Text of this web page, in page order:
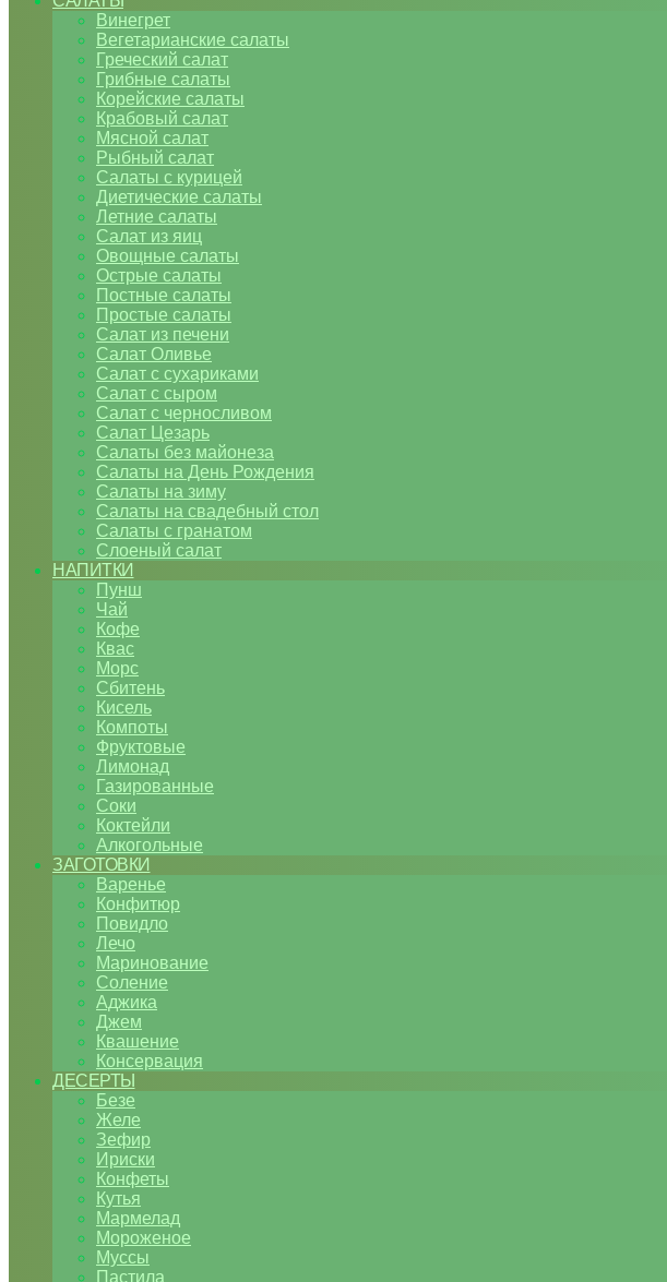
Винегрет
Вегетарианские салаты
Греческий салат
Грибные салаты
Корейские салаты
Крабовый салат
Мясной салат
Рыбный салат
Салаты с курицей
Диетические салаты
Летние салаты
Салат из яиц
Овощные салаты
Острые салаты
Постные салаты
Простые салаты
Салат из печени
Салат Оливье
Салат с сухариками
Салат с сыром
Салат с черносливом
Салат Цезарь
Салаты без майонеза
Салаты на День Рождения
Салаты на зиму
Салаты на свадебный стол
Салаты с гранатом
Слоеный салат
НАПИТКИ
Пунш
Чай
Кофе
Квас
Морс
Сбитень
Кисель
Компоты
Фруктовые
Лимонад
Газированные
Соки
Коктейли
Алкогольные
ЗАГОТОВКИ
Варенье
Конфитюр
Повидло
Лечо
Маринование
Соление
Аджика
Джем
Квашение
Консервация
ДЕСЕРТЫ
Безе
Желе
Зефир
Ириски
Конфеты
Кутья
Мармелад
Мороженое
Муссы
Пастила